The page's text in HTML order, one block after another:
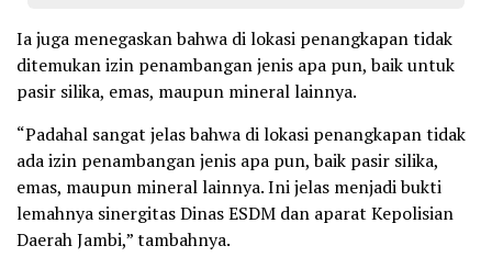
Ia juga menegaskan bahwa di lokasi penangkapan tidak
ditemukan izin penambangan jenis apa pun, baik untuk
pasir silika, emas, maupun mineral lainnya.
“Padahal sangat jelas bahwa di lokasi penangkapan tidak
ada izin penambangan jenis apa pun, baik pasir silika,
emas, maupun mineral lainnya. Ini jelas menjadi bukti
lemahnya sinergitas Dinas ESDM dan aparat Kepolisian
Daerah Jambi,” tambahnya.